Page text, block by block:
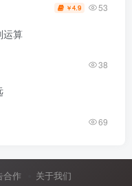
￥4.9 53
运算
38
69
合作 关于我们